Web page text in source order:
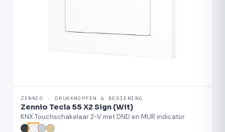
ZENNIO · DRUKKNOPPEN & BEDIENING
Zennio Tecla 55 X2 Sign (Wit)
KNX Touchschakelaar 2-V met DND en MUR indicator